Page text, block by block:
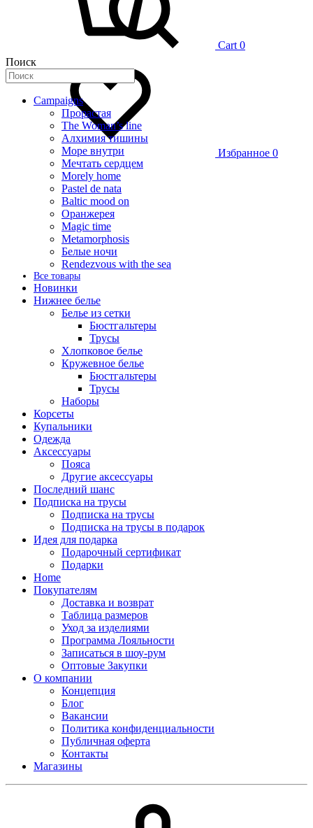
Cart 0
Избранное 0
Поиск
Campaigns
Прорастая
The Woman’s line
Алхимия тишины
Море внутри
Мечтать сердцем
Morely home
Pastel de nata
Baltic mood on
Оранжерея
Magic time
Metamorphosis
Белые ночи
Rendezvous with the sea
Все товары
Новинки
Нижнее белье
Белье из сетки
Бюстгальтеры
Трусы
Хлопковое белье
Кружевное белье
Бюстгальтеры
Трусы
Наборы
Корсеты
Купальники
Одежда
Аксессуары
Пояса
Другие аксессуары
Последний шанс
Подписка на трусы
Подписка на трусы
Подписка на трусы в подарок
Идея для подарка
Подарочный сертификат
Подарки
Home
Покупателям
Доставка и возврат
Таблица размеров
Уход за изделиями
Программа Лояльности
Записаться в шоу-рум
Оптовые Закупки
О компании
Концепция
Блог
Вакансии
Политика конфиденциальности
Публичная оферта
Контакты
Магазины